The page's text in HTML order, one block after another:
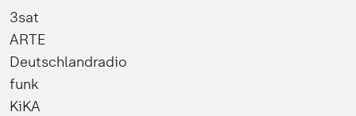
3sat
ARTE
Deutschlandradio
funk
KiKA